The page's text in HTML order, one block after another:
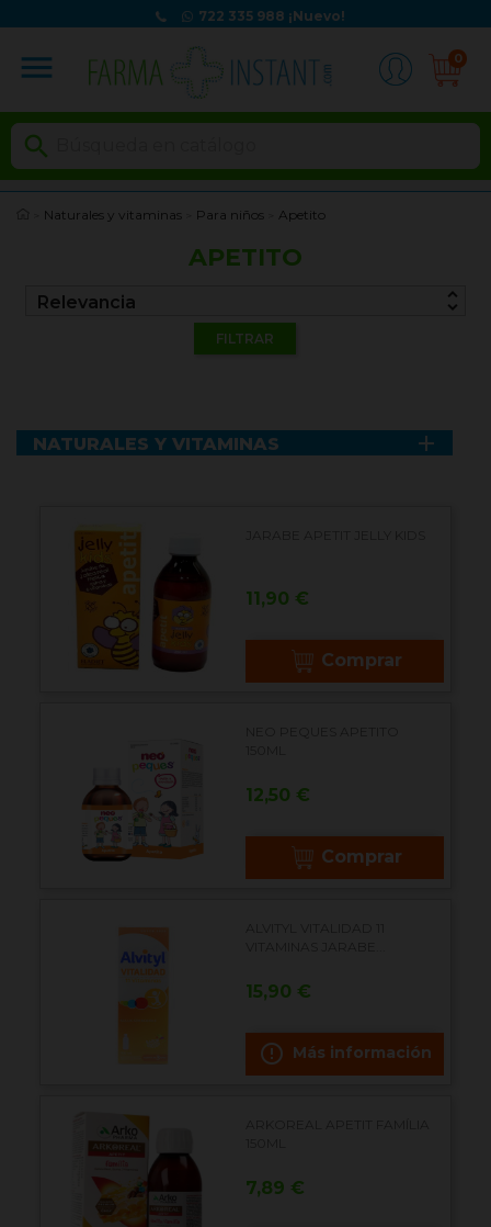
722 335 988 ¡Nuevo!
menu 0

Naturales y vitaminas Para niños Apetito
APETITO
Relevancia unfold_more
FILTRAR
NATURALES Y VITAMINAS 
Precio
11,90 €
Comprar
Precio
12,50 €
Comprar
Precio
15,90 €
error_outline Más información
Precio
7,89 €